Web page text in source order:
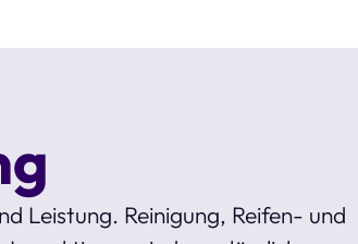
Leistung. Reinigung, Reifen- und